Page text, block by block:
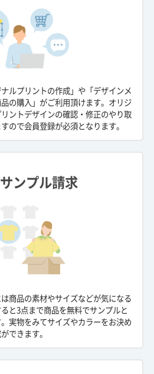
ルプリントの作成」や「デザインメ
の購入」がご利用頂けます。オリジ
ントデザインの確認・修正のやり取
ので会員登録が必須となります。
サンプル請求
商品の素材やサイズなどが気になる
と3点まで商品を無料でサンプルと
実物をみてサイズやカラーをお決め
できます。